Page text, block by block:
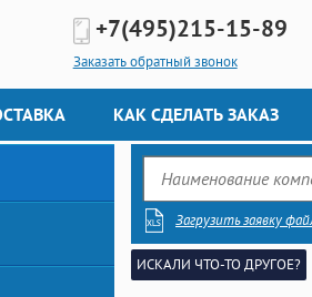
+7(495)215-15-89
Заказать обратный звонок
КАК СДЕЛАТЬ ЗАКАЗ
Загрузить заявку
ИСКАЛИ ЧТО-ТО ДРУГОЕ?